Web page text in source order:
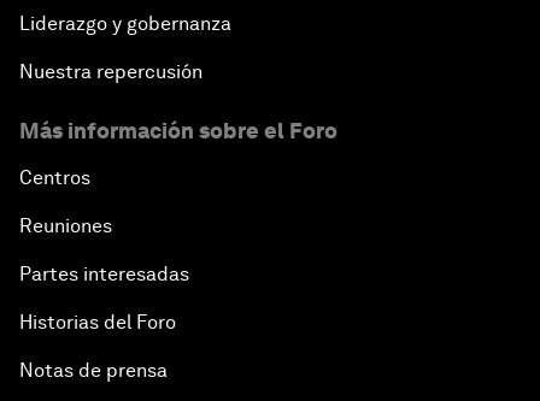
Liderazgo y gobernanza
Nuestra repercusión
Más información sobre el Foro
Centros
Reuniones
Partes interesadas
Historias del Foro
Notas de prensa